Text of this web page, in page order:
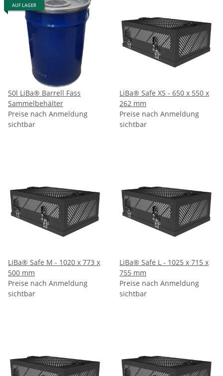
AUF LAGER
50l LiBa® Barrell Fass
Sammelbehälter
Preise nach Anmeldung
sichtbar
LiBa® Safe XS - 650 x 550 x
262 mm
Preise nach Anmeldung
sichtbar
LiBa® Safe M - 1020 x 773 x
500 mm
Preise nach Anmeldung
sichtbar
LiBa® Safe L - 1025 x 715 x
755 mm
Preise nach Anmeldung
sichtbar